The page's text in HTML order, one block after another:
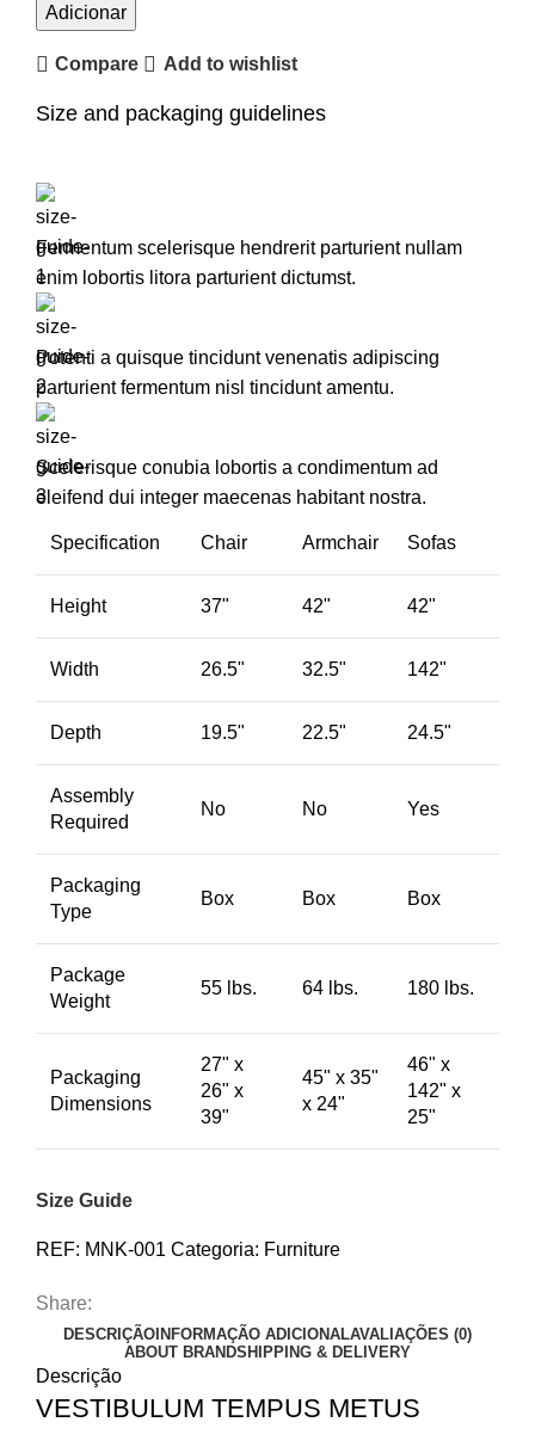
Adicionar
Compare Add to wishlist
Size and packaging guidelines
Fermentum scelerisque hendrerit parturient nullam
enim lobortis litora parturient dictumst.
Potenti a quisque tincidunt venenatis adipiscing
parturient fermentum nisl tinciduntamentu.
Scelerisque conubia lobortis a condimentum ad
eleifend dui integer maecenas habitant nostra.
Specification Chair Armchair Sofas
Height 37" 42" 42"
Width 26.5" 32.5" 142"
Depth 19.5" 22.5" 24.5"
Assembly
Required
No No Yes
Packaging
Type
Box Box Box
Package
Weight
55 lbs. 64 lbs. 180 lbs.
Packaging
Dimensions
27" x
26" x
39"
45" x 35"
x 24"
46" x
142" x
25"
Size Guide
REF: MNK-001 Categoria: Furniture
Share:
DESCRIÇÃOINFORMAÇÃO ADICIONALAVALIAÇÕES (0)
ABOUT BRANDSHIPPING & DELIVERY
Descrição
VESTIBULUM TEMPUS METUS